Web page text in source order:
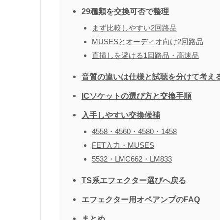
29種類を交換可否で整理
まず比較しやすい2回路品
MUSESとオーディオ向け2回路品
直挿しを避ける1回路品・高速品
音質の違いは仕様と試聴を分けて考え
ICソケットの選び方と交換手順
入手しやすい交換候補
4558・4560・4580・1458
FET入力・MUSES
5532・LMC662・LM833
TS系エフェクター選びへ戻る
エフェクター用オペアンプのFAQ